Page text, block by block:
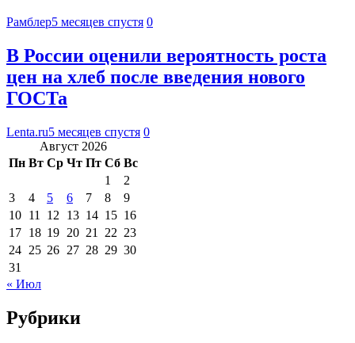
Рамблер5 месяцев спустя 0
В России оценили вероятность роста
цен на хлеб после введения нового
ГОСТа
Lenta.ru5 месяцев спустя 0
Август 2026
Пн Вт Ср Чт Пт Сб Вс
1
2
3
4 5 6 7 8
9
10 11 12 13 14 15 16
17 18 19 20 21 22 23
24 25 26 27 28 29 30
31
« Июл
Рубрики